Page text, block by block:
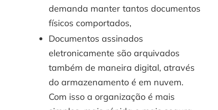
demanda manter tantos documentos
físicos comportados,
Documentos assinados
eletronicamente são arquivados
também de maneira digital, através
do armazenamento é em nuvem.
Com isso a organização é mais